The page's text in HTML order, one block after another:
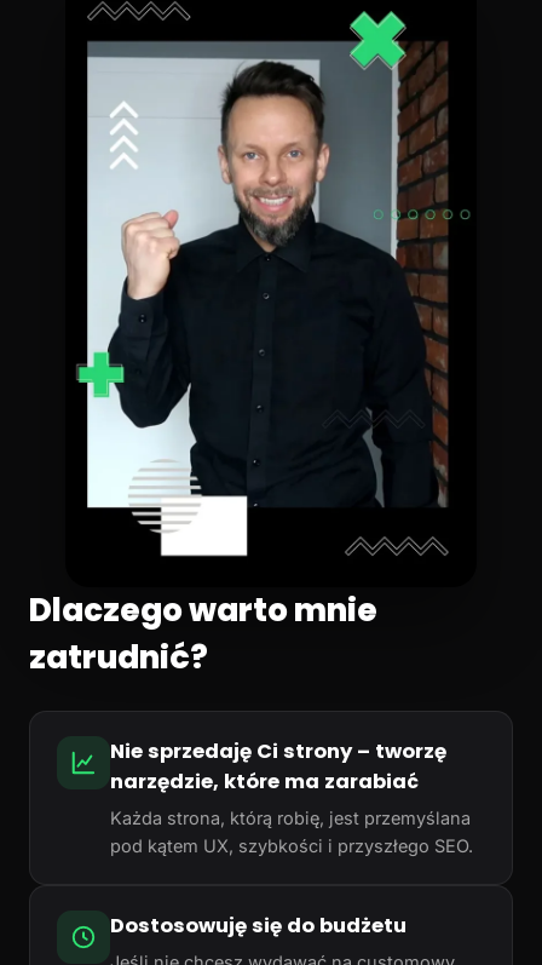
Dlaczego warto mnie
zatrudnić?
Nie sprzedaję Ci strony – tworzę
narzędzie, które ma zarabiać
Każda strona, którą robię, jest przemyślana
pod kątem UX, szybkości i przyszłego SEO.
Dostosowuję się do budżetu